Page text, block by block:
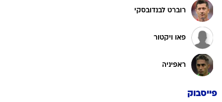
רוברט לבנדובסקי
פאו ויקטור
ראפיניה
פייסבוק